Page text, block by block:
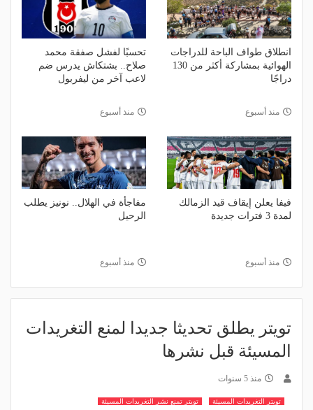
انطلاق طواف الباحة للدراجات
الهوائية بمشاركة أكثر من 130
دراجًا
منذ أسبوع
تحسبًا لفشل صفقة محمد
صلاح.. بشتكاش يدرس ضم
لاعب آخر من ليفربول
منذ أسبوع
فيفا يعلن إيقاف قيد الزمالك
لمدة 3 فترات جديدة
منذ أسبوع
مفاجأة في الهلال.. نونيز يطلب
الرحيل
منذ أسبوع
تويتر يطلق تحديثا جديدا لمنع التغريدات
المسيئة قبل نشرها
منذ 5 سنوات
تويتر التغريدات المسيئة تويتر تمنع نشر التغريدات المسيئة